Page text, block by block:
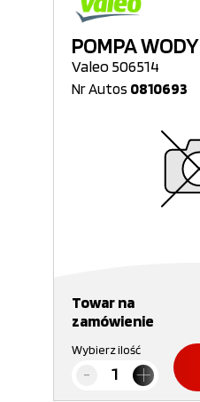
POMPA WODY
Valeo 506514
Nr Autos 0810693
Towar na
zamówienie
Wybierz ilość